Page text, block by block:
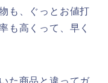
も、ぐっとお値打
も高くって、早く
た商品と違ってガ